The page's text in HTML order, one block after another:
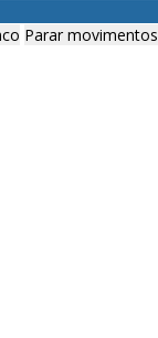
Parar movimentos